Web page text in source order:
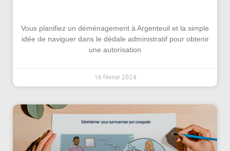
Vous planifiez un déménagement à Argenteuil et la simple
idée de naviguer dans le dédale administratif pour obtenir
une autorisation
16 février 2024